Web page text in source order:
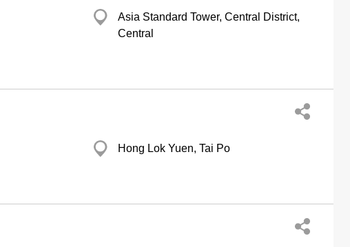
Asia Standard Tower, Central District,
Central
Hong Lok Yuen, Tai Po